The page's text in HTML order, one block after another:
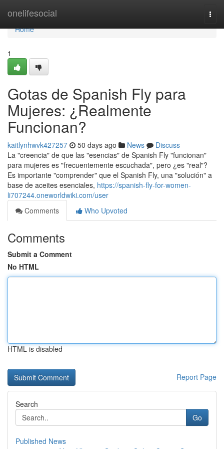
onelifesocial
Home
Home
1
Gotas de Spanish Fly para
Mujeres: ¿Realmente
Funcionan?
kaitlynhwvk427257 50 days ago News
Discuss
La "creencia" de que las "esencias" de Spanish Fly "funcionan"
para mujeres es "frecuentemente escuchada", pero ¿es "real"?
Es importante "comprender" que el Spanish Fly, una "solución" a
base de aceites esenciales, https://spanish-fly-for-women-
li707244.oneworldwiki.com/user
Comments
Who Upvoted
Comments
Submit a Comment
No HTML
HTML is disabled
Report Page
Search
Go
Published News